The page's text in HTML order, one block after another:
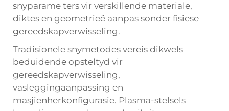
snyparame ters vir verskillende materiale,
diktes en geometrieë aanpas sonder fisiese
gereedskapverwisseling.
Tradisionele snymetodes vereis dikwels
beduidende opsteltyd vir
gereedskapverwisseling,
vasleggingaanpassing en
masjienherkonfigurasie. Plasma-stelsels